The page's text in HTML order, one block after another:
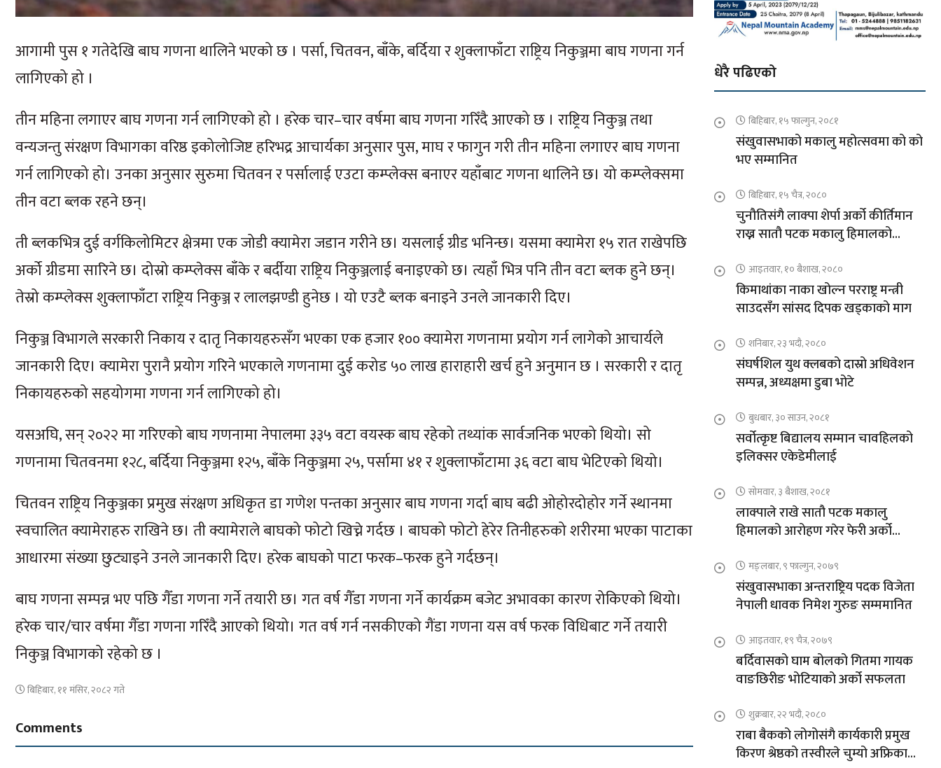
आगामी पुस १ गतेदेखि बाघ गणना थालिने भएको छ । पर्सा, चितवन, बाँके, बर्दिया र शुक्लाफाँटा राष्ट्रिय निकुञ्जमा बाघ गणना गर्न
लागिएको हो ।
तीन महिना लगाएर बाघ गणना गर्न लागिएको हो । हरेक चार–चार वर्षमा बाघ गणना गरिँदै आएको छ । राष्ट्रिय निकुञ्ज तथा
वन्यजन्तु संरक्षण विभागका वरिष्ठ इकोलोजिष्ट हरिभद्र आचार्यका अनुसार पुस, माघ र फागुन गरी तीन महिना लगाएर बाघ गणना
गर्न लागिएको हो। उनका अनुसार सुरुमा चितवन र पर्सालाई एउटा कम्प्लेक्स बनाएर यहाँबाट गणना थालिने छ। यो कम्प्लेक्समा
तीन वटा ब्लक रहने छन्।
ती ब्लकभित्र दुई वर्गकिलोमिटर क्षेत्रमा एक जोडी क्यामेरा जडान गरीने छ। यसलाई ग्रीड भनिन्छ। यसमा क्यामेरा १५ रात राखेपछि
अर्को ग्रीडमा सारिने छ। दोस्रो कम्प्लेक्स बाँके र बर्दीया राष्ट्रिय निकुञ्जलाई बनाइएको छ। त्यहाँ भित्र पनि तीन वटा ब्लक हुने छन्।
तेस्रो कम्प्लेक्स शुक्लाफाँटा राष्ट्रिय निकुञ्ज र लालझण्डी हुनेछ । यो एउटै ब्लक बनाइने उनले जानकारी दिए।
निकुञ्ज विभागले सरकारी निकाय र दातृ निकायहरुसँग भएका एक हजार १०० क्यामेरा गणनामा प्रयोग गर्न लागेको आचार्यले
जानकारी दिए। क्यामेरा पुरानै प्रयोग गरिने भएकाले गणनामा दुई करोड ५० लाख हाराहारी खर्च हुने अनुमान छ । सरकारी र दातृ
निकायहरुको सहयोगमा गणना गर्न लागिएको हो।
यसअघि, सन् २०२२ मा गरिएको बाघ गणनामा नेपालमा ३३५ वटा वयस्क बाघ रहेको तथ्यांक सार्वजनिक भएको थियो। सो
गणनामा चितवनमा १२८, बर्दिया निकुञ्जमा १२५, बाँके निकुञ्जमा २५, पर्सामा ४१ र शुक्लाफाँटामा ३६ वटा बाघ भेटिएको थियो।
चितवन राष्ट्रिय निकुञ्जका प्रमुख संरक्षण अधिकृत डा गणेश पन्तका अनुसार बाघ गणना गर्दा बाघ बढी ओहोरदोहोर गर्ने स्थानमा
स्वचालित क्यामेराहरु राखिने छ। ती क्यामेराले बाघको फोटो खिच्ने गर्दछ । बाघको फोटो हेरेर तिनीहरुको शरीरमा भएका पाटाका
आधारमा संख्या छुट्याइने उनले जानकारी दिए। हरेक बाघको पाटा फरक–फरक हुने गर्दछन्।
बाघ गणना सम्पन्न भए पछि गैँडा गणना गर्ने तयारी छ। गत वर्ष गैँडा गणना गर्ने कार्यक्रम बजेट अभावका कारण रोकिएको थियो।
हरेक चार/चार वर्षमा गैँडा गणना गरिँदै आएको थियो। गत वर्ष गर्न नसकीएको गैंडा गणना यस वर्ष फरक विधिबाट गर्ने तयारी
निकुञ्ज विभागको रहेको छ ।
बिहिबार, ११ मंसिर, २०८२ गते
Comments
धेरै पढिएको
बिहिबार, १५ फाल्गुन, २०८१
संखुवासभाको मकालु महोत्सवमा को को
भए सम्मानित
बिहिबार, १५ चैत्र, २०८०
चुनौतिसंगै लाक्पा शेर्पा अर्को कीर्तिमान
राख्न सातौ पटक मकालु हिमालको
आइतवार, १० बैशाख, २०८०
किमाथांका नाका खोल्न परराष्ट्र मन्त्री
साउदसँग सांसद दिपक खड्काको माग
शनिबार, २३ भदौ, २०८०
संघर्षशिल युथ क्लबको दास्रो अधिवेशन
सम्पन्न, अध्यक्षमा डुबा भोटे
बुधबार, ३० साउन, २०८१
सर्वोत्कृष्ट बिद्यालय सम्मान चावहिलको
इलिक्सर एकेडेमीलाई
सोमवार, ३ बैशाख, २०८१
लाक्पाले राखे सातौ पटक मकालु
हिमालको आरोहण गरेर फेरी अर्को
मङ्लबार, ९ फाल्गुन, २०७९
संखुवासभाका अन्तराष्ट्रिय पदक विजेता
नेपाली धावक निमेश गुरुङ सम्ममानित
आइतवार, १९ चैत्र, २०७९
बर्दिवासको घाम बोलको गितमा गायक
वाङछिरीङ भोटियाको अर्को सफलता
शुक्रबार, २२ भदौ, २०८०
राबा बैकको लोगोसंगै कार्यकारी प्रमुख
किरण श्रेष्ठको तस्वीरले चुम्यो अफ्रिकाको